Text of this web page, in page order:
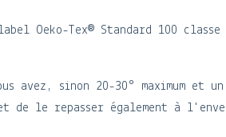
Oeko-Tex® Standard 100 classe
avez, sinon 20-30° maximum et
de le repasser également à